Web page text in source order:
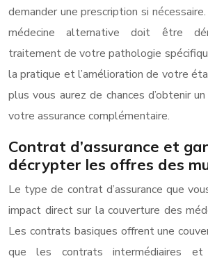
demander une prescription si
médecine alternative doit être
traitement de votre pathologie
la pratique et l’amélioration de votre
plus vous aurez de chances d’obtenir
votre assurance complémentaire.
Contrat d’assurance et
décrypter les offres des
Le type de contrat d’assurance que
impact direct sur la couverture des
Les contrats basiques offrent une
que les contrats intermédiaires